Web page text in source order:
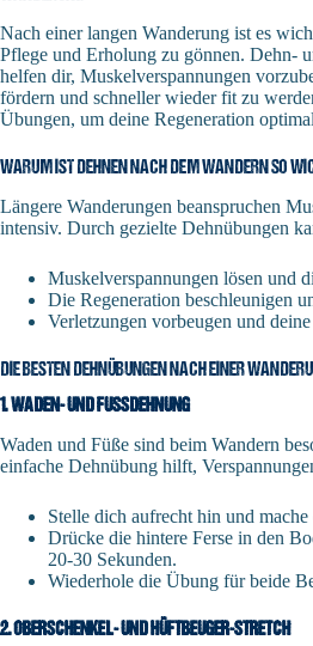
Nach einer langen Wanderung ist es
Pflege und Erholung zu gönnen. Dehn-
helfen dir, Muskelverspannungen
fördern und schneller wieder fit zu
Übungen, um deine Regeneration
WARUM IST DEHNEN NACH DEM WANDERN SO
Längere Wanderungen beanspruchen
intensiv. Durch gezielte Dehnübungen
Muskelverspannungen lösen und
Die Regeneration beschleunigen
Verletzungen vorbeugen und
DIE BESTEN DEHNÜBUNGEN NACH EINER
1. WADEN- UND FUSSDEHNUNG
Waden und Füße sind beim Wandern
einfache Dehnübung hilft,
Stelle dich aufrecht hin und
Drücke die hintere Ferse in den
20-30 Sekunden.
Wiederhole die Übung für beide
2. OBERSCHENKEL- UND HÜFTBEUGER-STRETCH